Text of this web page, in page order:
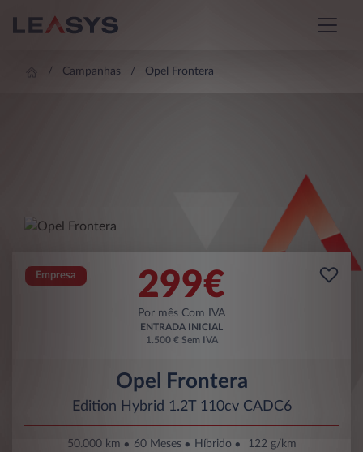
Campanhas Opel Frontera
Empresa 299€
Por mês Com IVA
ENTRADA INICIAL
1.500 € Sem IVA
Opel Frontera
Edition Hybrid 1.2T 110cv CADC6
50.000 km 60 Meses Híbrido 122 g/km